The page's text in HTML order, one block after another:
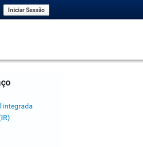
Iniciar Sessão
integrada